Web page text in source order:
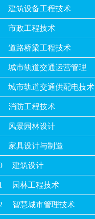
建筑设备工程技术
市政工程技术
道路桥梁工程技术
城市轨道交通运营管理
城市轨道交通供配电技术
消防工程技术
风景园林设计
家具设计与制造
建筑设计
园林工程技术
智慧城市管理技术